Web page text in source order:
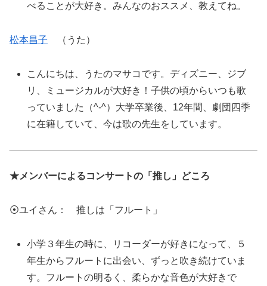
べることが大好き。みんなのおススメ、教えてね。
松本昌子 （うた）
こんにちは、うたのマサコです。ディズニー、ジブ
リ、ミュージカルが大好き！子供の頃からいつも歌
っていました（^-^）大学卒業後、12年間、劇団四季
に在籍していて、今は歌の先生をしています。
★メンバーによるコンサートの「推し」どころ
⦿ユイさん： 推しは「フルート」
小学３年生の時に、リコーダーが好きになって、５
年生からフルートに出会い、ずっと吹き続けていま
す。フルートの明るく、柔らかな音色が大好きで